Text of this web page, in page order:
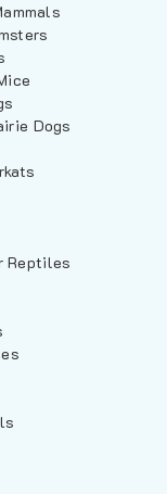
Dogs
Reptiles